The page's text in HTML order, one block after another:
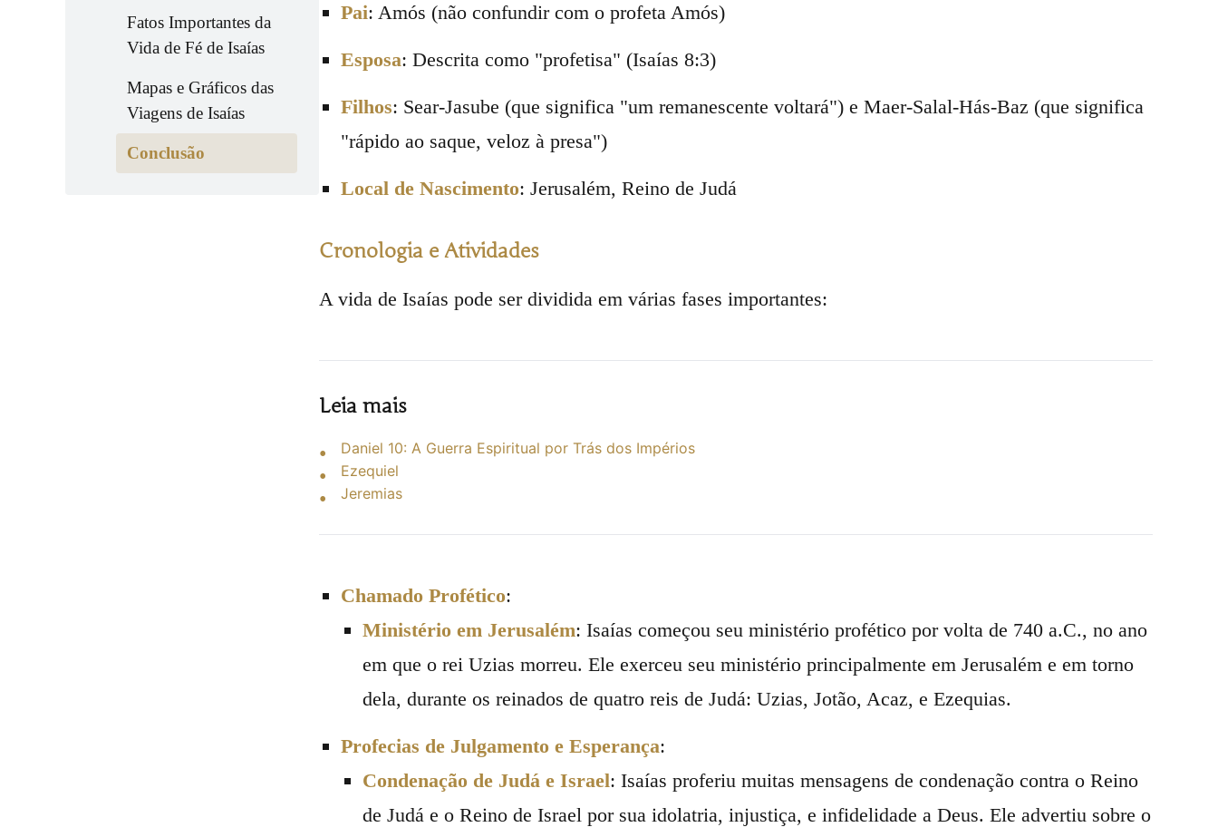
Fatos Importantes da
Vida de Fé de Isaías
Mapas e Gráficos das
Viagens de Isaías
Conclusão
Pai: Amós (não confundir com o profeta Amós)
Esposa: Descrita como "profetisa" (Isaías 8:3)
Filhos: Sear-Jasube (que significa "um remanescente voltará") e Maer-Salal-Hás-Baz (que significa
"rápido ao saque, veloz à presa")
Local de Nascimento: Jerusalém, Reino de Judá
Cronologia e Atividades
A vida de Isaías pode ser dividida em várias fases importantes:
Leia mais
Daniel 10: A Guerra Espiritual por Trás dos Impérios
Ezequiel
Jeremias
Chamado Profético:
Ministério em Jerusalém: Isaías começou seu ministério profético por volta de 740 a.C., no ano
em que o rei Uzias morreu. Ele exerceu seu ministério principalmente em Jerusalém e em torno
dela, durante os reinados de quatro reis de Judá: Uzias, Jotão, Acaz, e Ezequias.
Profecias de Julgamento e Esperança:
Condenação de Judá e Israel: Isaías proferiu muitas mensagens de condenação contra o Reino
de Judá e o Reino de Israel por sua idolatria, injustiça, e infidelidade a Deus. Ele advertiu sobre o